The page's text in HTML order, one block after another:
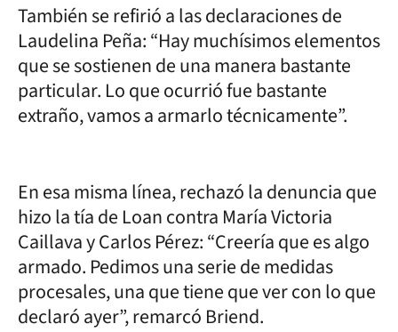
También se refirió a las declaraciones de
Laudelina Peña: “Hay muchísimos elementos
que se sostienen de una manera bastante
particular. Lo que ocurrió fue bastante
extraño, vamos a armarlo técnicamente”.
En esa misma línea, rechazó la denuncia que
hizo la tía de Loan contra María Victoria
Caillava y Carlos Pérez: “Creería que es algo
armado. Pedimos una serie de medidas
procesales, una que tiene que ver con lo que
declaró ayer”, remarcó Briend.